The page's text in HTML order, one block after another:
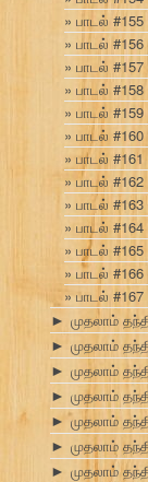
பாடல் #155
பாடல் #156
பாடல் #157
பாடல் #158
பாடல் #159
பாடல் #160
பாடல் #161
பாடல் #162
பாடல் #163
பாடல் #164
பாடல் #165
பாடல் #166
பாடல் #167
► முதலாம்
► முதலாம்
► முதலாம்
► முதலாம்
► முதலாம்
► முதலாம்
► முதலாம்